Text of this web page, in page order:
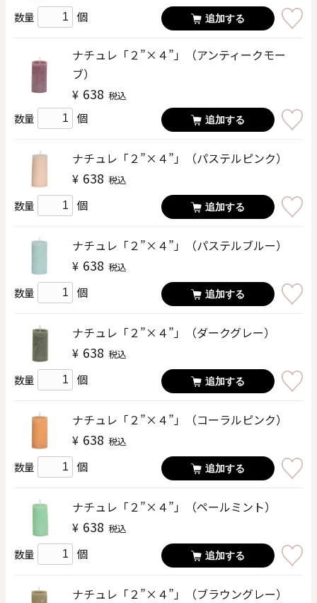
数量 個 追加する
ナチュレ「２”×４”」（アンティークモー
ブ）
¥ 638 税込
数量 個 追加する
ナチュレ「２”×４”」（パステルピンク）
¥ 638 税込
数量 個 追加する
ナチュレ「２”×４”」（パステルブルー）
¥ 638 税込
数量 個 追加する
ナチュレ「２”×４”」（ダークグレー）
¥ 638 税込
数量 個 追加する
ナチュレ「２”×４”」（コーラルピンク）
¥ 638 税込
数量 個 追加する
ナチュレ「２”×４”」（ペールミント）
¥ 638 税込
数量 個 追加する
ナチュレ「２”×４”」（ブラウングレー）